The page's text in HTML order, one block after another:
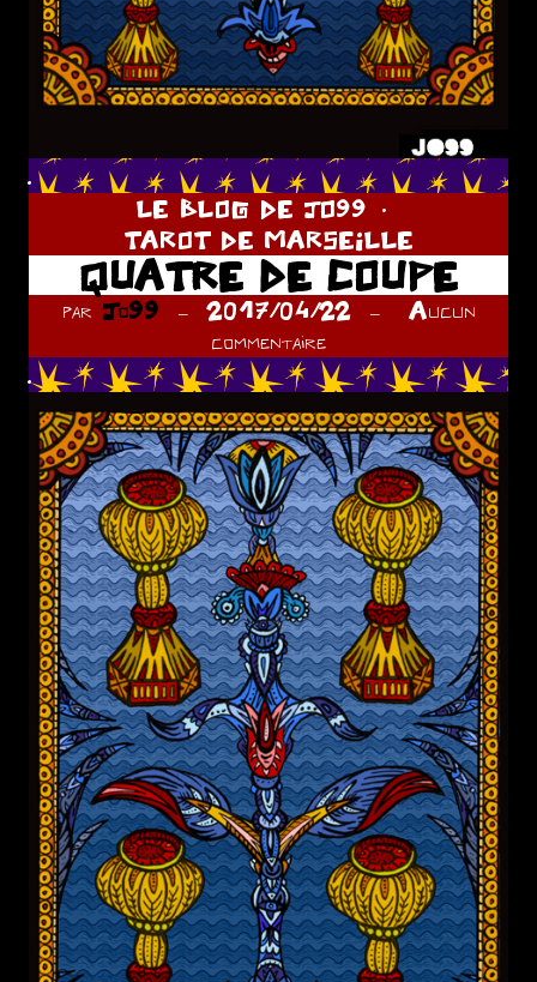
.
LE BLOG DE JO99
TAROT DE MARSEILLE
QUATRE DE COUPE
par Jo99 2017/04/22
Aucun
commentaire
.